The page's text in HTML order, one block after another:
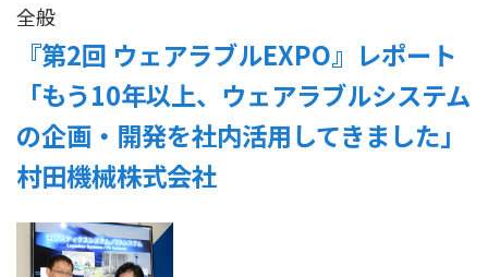
全般
『第2回 ウェアラブルEXPO』レポート
「もう10年以上、ウェアラブルシステム
の企画・開発を社内活用してきました」
村田機械株式会社